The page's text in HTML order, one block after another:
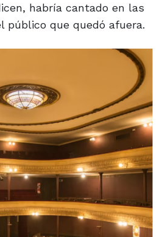
habría cantado en las
público que quedó afuera.